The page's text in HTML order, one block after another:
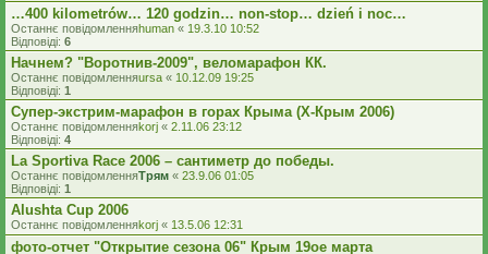
…400 kilometrów… 120 godzin… non-stop… dzień i noc…
Останнє повідомленняhuman « 19.3.10 10:52
Відповіді: 6
Начнем? "Воротнив-2009", веломарафон КК.
Останнє повідомленняursa « 10.12.09 19:25
Відповіді: 1
Супер-экстрим-марафон в горах Крыма (Х-Крым 2006)
Останнє повідомленняkorj « 2.11.06 23:12
Відповіді: 4
La Sportiva Race 2006 – сантиметр до победы.
Останнє повідомленняТрям « 23.9.06 01:05
Відповіді: 1
Alushta Cup 2006
Останнє повідомленняkorj « 13.5.06 12:31
фото-отчет "Открытие сезона 06" Крым 19ое марта